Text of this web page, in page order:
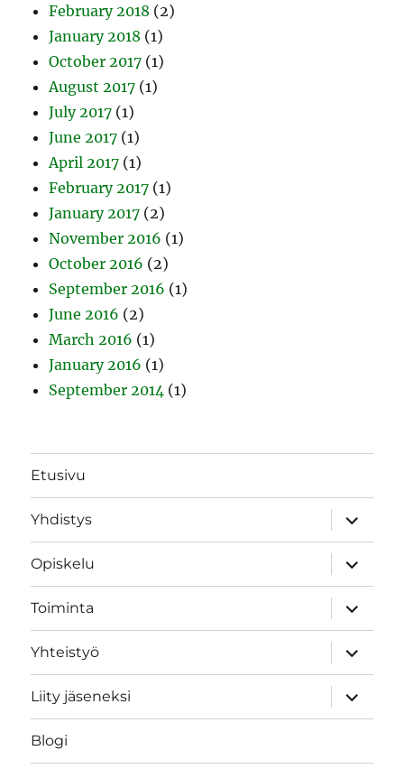
February 2018 (2)
January 2018 (1)
October 2017 (1)
August 2017 (1)
July 2017 (1)
June 2017 (1)
April 2017 (1)
February 2017 (1)
January 2017 (2)
November 2016 (1)
October 2016 (2)
September 2016 (1)
June 2016 (2)
March 2016 (1)
January 2016 (1)
September 2014 (1)
Etusivu
Yhdistys
expand
child
menu
Opiskelu
expand
child
menu
Toiminta
expand
child
menu
Yhteistyö
expand
child
menu
Liity jäseneksi
expand
child
menu
Blogi